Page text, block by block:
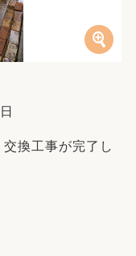
換工事が完了し